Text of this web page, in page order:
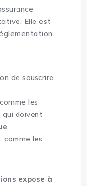
Elle est
de souscrire
les
qui doivent
,
, comme les
expose à